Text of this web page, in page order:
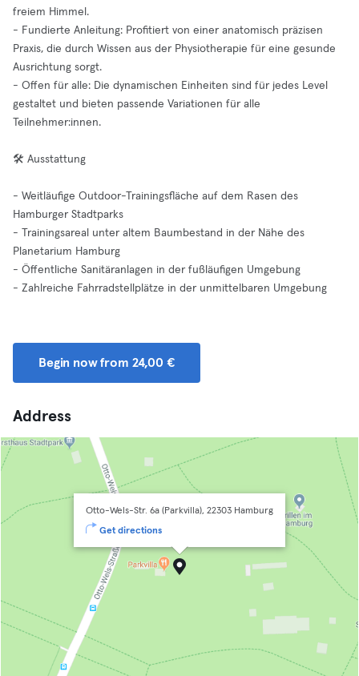
freiem Himmel.
- Fundierte Anleitung: Profitiert von einer anatomisch präzisen
Praxis, die durch Wissen aus der Physiotherapie für eine gesunde
Ausrichtung sorgt.
- Offen für alle: Die dynamischen Einheiten sind für jedes Level
gestaltet und bieten passende Variationen für alle
Teilnehmer:innen.
🛠️ Ausstattung
- Weitläufige Outdoor-Trainingsfläche auf dem Rasen des
Hamburger Stadtparks
- Trainingsareal unter altem Baumbestand in der Nähe des
Planetarium Hamburg
- Öffentliche Sanitäranlagen in der fußläufigen Umgebung
- Zahlreiche Fahrradstellplätze in der unmittelbaren Umgebung
Begin now from 24,00 €
Address
Otto-Wels-Str. 6a (Parkvilla), 22303 Hamburg
Get directions